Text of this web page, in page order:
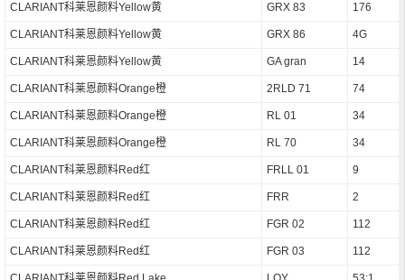
CLARIANT科莱恩颜料Yellow黄 GRX 83 176
CLARIANT科莱恩颜料Yellow黄 GRX 86 4G
CLARIANT科莱恩颜料Yellow黄 GA gran 14
CLARIANT科莱恩颜料Orange橙 2RLD 71 74
CLARIANT科莱恩颜料Orange橙 RL 01 34
CLARIANT科莱恩颜料Orange橙 RL 70 34
CLARIANT科莱恩颜料Red红 FRLL 01 9
CLARIANT科莱恩颜料Red红 FRR 2
CLARIANT科莱恩颜料Red红 FGR 02 112
CLARIANT科莱恩颜料Red红 FGR 03 112